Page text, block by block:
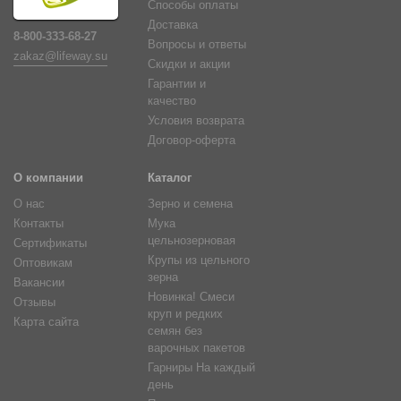
8-800-333-68-27
zakaz@lifeway.su
Способы оплаты
Доставка
Вопросы и ответы
Скидки и акции
Гарантии и
качество
Условия возврата
Договор-оферта
О компании
О нас
Контакты
Сертификаты
Оптовикам
Вакансии
Отзывы
Карта сайта
Каталог
Зерно и семена
Мука
цельнозерновая
Крупы из цельного
зерна
Новинка! Смеси
круп и редких
семян без
варочных пакетов
Гарниры На каждый
день